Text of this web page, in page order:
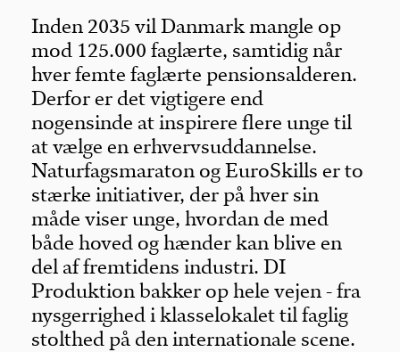
Inden 2035 vil Danmark mangle op
mod 125.000 faglærte, samtidig når
hver femte faglærte pensionsalderen.
Derfor er det vigtigere end
nogensinde at inspirere flere unge til
at vælge en erhvervsuddannelse.
Naturfagsmaraton og EuroSkills er to
stærke initiativer, der på hver sin
måde viser unge, hvordan de med
både hoved og hænder kan blive en
del af fremtidens industri. DI
Produktion bakker op hele vejen - fra
nysgerrighed i klasselokalet til faglig
stolthed på den internationale scene.